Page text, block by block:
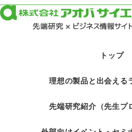
トップ
理想の製品と出会える
先端研究紹介（先生プ